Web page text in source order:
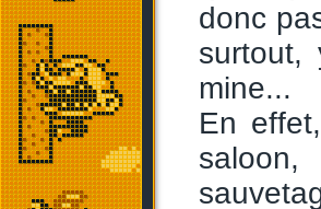
donc
surtout,
mine...
En